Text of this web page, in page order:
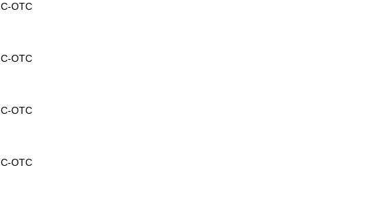
C-OTC
C-OTC
C-OTC
C-OTC